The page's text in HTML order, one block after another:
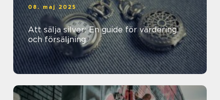
08. maj 2025
Att sälja silver: En guide för värdering
och försäljning